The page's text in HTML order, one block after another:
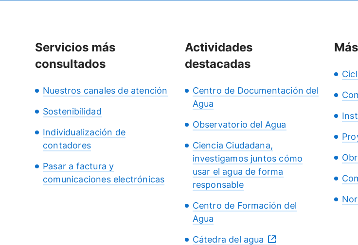
Servicios más
consultados
Nuestros canales de atención
Sostenibilidad
Individualización de
contadores
Pasar a factura y
comunicaciones electrónicas
Actividades
destacadas
Centro de Documentación del
Agua
Observatorio del Agua
Ciencia Ciudadana,
investigamos juntos cómo
usar el agua de forma
responsable
Centro de Formación del
Agua
Cátedra del agua